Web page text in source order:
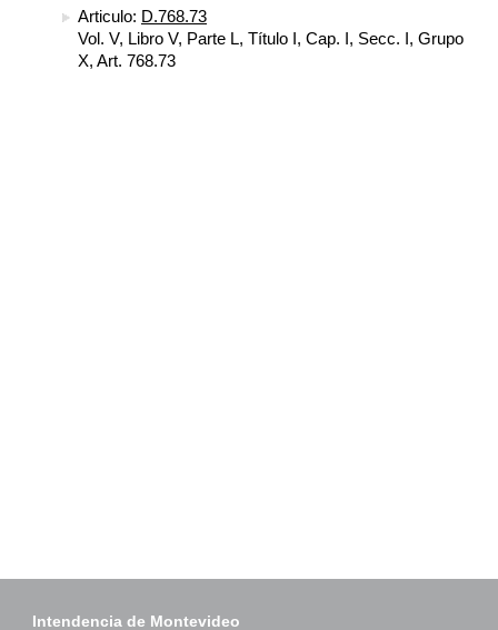
Articulo: D.768.73
Vol. V, Libro V, Parte L, Título I, Cap. I, Secc. I, Grupo
X, Art. 768.73
Intendencia de Montevideo